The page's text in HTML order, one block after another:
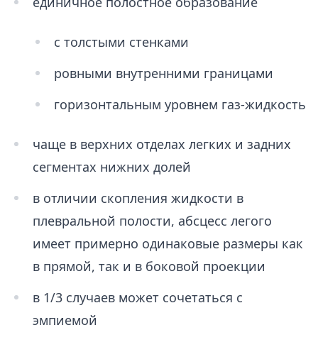
с толстыми стенками
ровными внутренними границами
горизонтальным уровнем газ-жидкость
чаще в верхних отделах легких и задних
сегментах нижних долей
в отличии скопления жидкости в
плевральной полости, абсцесс легого
имеет примерно одинаковые размеры как
в прямой, так и в боковой проекции
в 1/3 случаев может сочетаться с
эмпиемой